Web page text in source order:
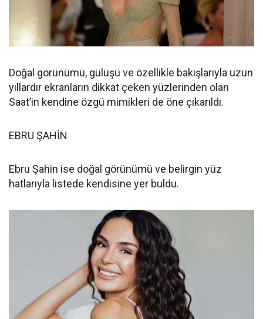
Doğal görünümü, gülüşü ve özellikle bakışlarıyla uzun
yıllardır ekranların dikkat çeken yüzlerinden olan
Saat’in kendine özgü mimikleri de öne çıkarıldı.
EBRU ŞAHİN
Ebru Şahin ise doğal görünümü ve belirgin yüz
hatlarıyla listede kendisine yer buldu.